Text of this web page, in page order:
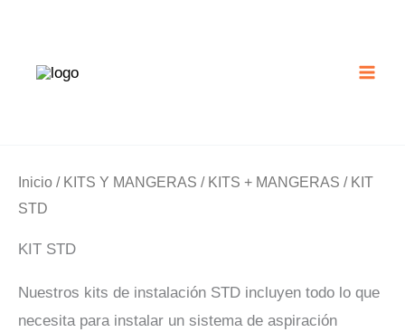
contenido
Inicio / KITS Y MANGERAS / KITS + MANGERAS / KIT
STD
KIT STD
Nuestros kits de instalación STD incluyen todo lo que
necesita para instalar un sistema de aspiración